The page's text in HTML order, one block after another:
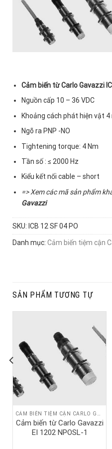
Cảm biến từ Carlo Gavazzi
Nguồn cấp 10 – 36 VDC
Khoảng cách phát hiện vật 4
Ngõ ra PNP -NO
Tightening torque: 4 Nm
Tần số : ≤ 2000 Hz
Kiểu kết nối cable – short
=> Xem các mã sản phẩm
Gavazzi
SKU: ICB 12 SF 04 PO
Danh mục: Cảm biến tiệm cận
SẢN PHẨM TƯƠNG TỰ
Cảm biến từ Carlo Gavazzi
EI 1202 NPOSL-1